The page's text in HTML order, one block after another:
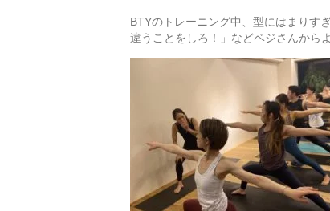
BTYのトレーニング中、型にはまりす
違うことをしろ！」などベジさんから